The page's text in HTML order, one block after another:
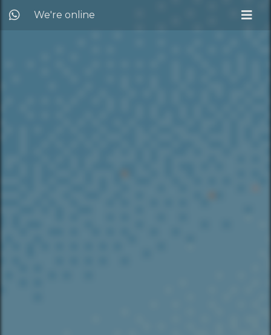
We're online